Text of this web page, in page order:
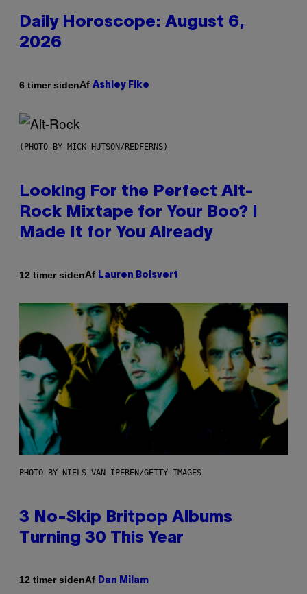
Daily Horoscope: August 6,
2026
6 timer sidenAf Ashley Fike
(PHOTO BY MICK HUTSON/REDFERNS)
Looking For the Perfect Alt-
Rock Mixtape for Your Boo? I
Made It for You Already
12 timer sidenAf Lauren Boisvert
PHOTO BY NIELS VAN IPEREN/GETTY IMAGES
3 No-Skip Britpop Albums
Turning 30 This Year
12 timer sidenAf Dan Milam